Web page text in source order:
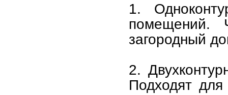
1.
загородный
2.
Подходят